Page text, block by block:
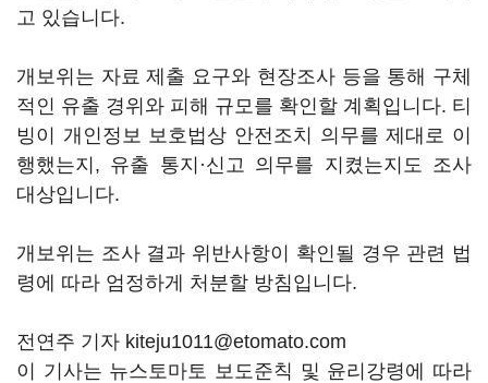
고 있습니다.
개보위는 자료 제출 요구와 현장조사 등을 통해 구체
적인 유출 경위와 피해 규모를 확인할 계획입니다. 티
빙이 개인정보 보호법상 안전조치 의무를 제대로 이
행했는지, 유출 통지·신고 의무를 지켰는지도 조사
대상입니다.
개보위는 조사 결과 위반사항이 확인될 경우 관련 법
령에 따라 엄정하게 처분할 방침입니다.
전연주 기자 kiteju1011@etomato.com
이 기사는 뉴스토마토 보도준칙 및 윤리강령에 따라